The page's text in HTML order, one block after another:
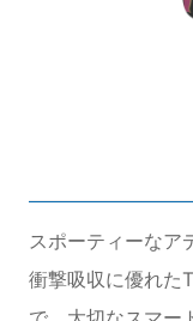
スポーティーなア
衝撃吸収に優れた